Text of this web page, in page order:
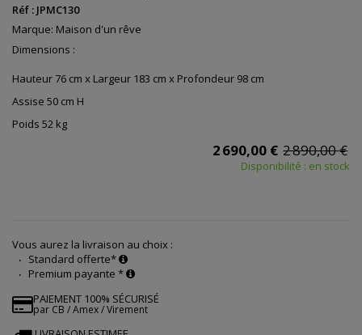
Réf : JPMC130
Marque: Maison d'un rêve
Dimensions :
Hauteur 76 cm x Largeur 183 cm x Profondeur 98 cm
Assise 50 cm H
Poids 52 kg
2 690,00 € 2 890,00 €
Disponibilité : en stock
Vous aurez la livraison au choix :
Standard offerte*
Premium payante *
PAIEMENT 100% SÉCURISÉ
par CB / Amex / Virement